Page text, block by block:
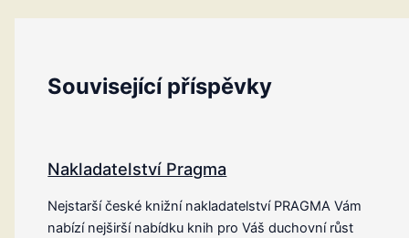
Související příspěvky
Nakladatelství Pragma
Nejstarší české knižní nakladatelství PRAGMA Vám
nabízí nejširší nabídku knih pro Váš duchovní růst